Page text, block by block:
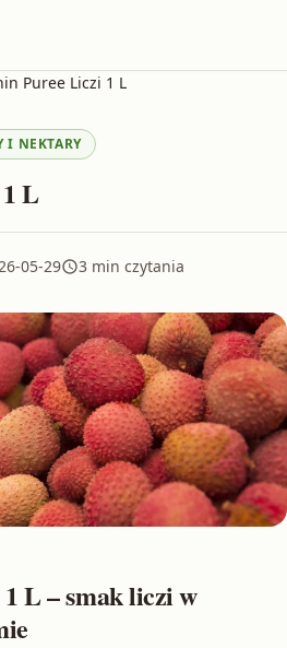
Puree Liczi 1 L
I NEKTARY
L
05-29 3 min czytania
L – smak liczi w